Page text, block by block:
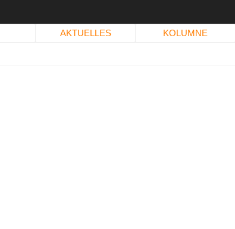
AKTUELLES KOLUMNE